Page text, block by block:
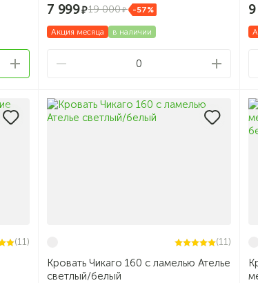
7 999 19 000 -57%
Акция месяца в наличии
0
(11) (11)
Кровать Чикаго 160 с ламелью Ателье
светлый/белый